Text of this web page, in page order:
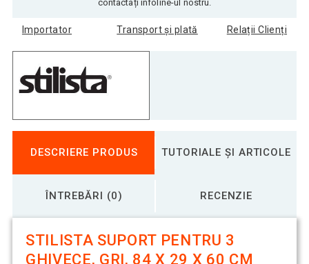
contactați infoline-ul nostru.
Importator Transport și plată Relații Clienți
DESCRIERE PRODUS TUTORIALE ȘI ARTICOLE
ÎNTREBĂRI (0) RECENZIE
STILISTA SUPORT PENTRU 3
GHIVECE, GRI, 84 X 29 X 60 CM